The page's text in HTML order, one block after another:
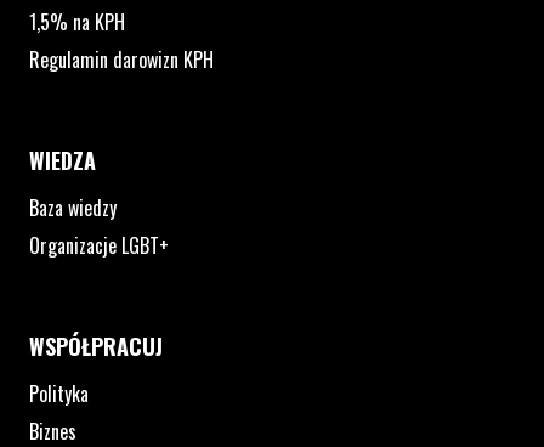
1,5% na KPH
Regulamin darowizn KPH
WIEDZA
Baza wiedzy
Organizacje LGBT+
WSPÓŁPRACUJ
Polityka
Biznes